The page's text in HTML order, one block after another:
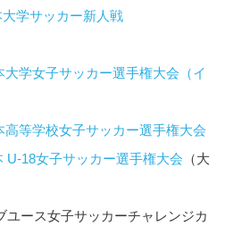
学サッカー新人戦
大学女子サッカー選手権大会（イ
高等学校女子サッカー選手権大会
U-18女子サッカー選手権大会 （大
ユース女子サッカーチャレンジカ